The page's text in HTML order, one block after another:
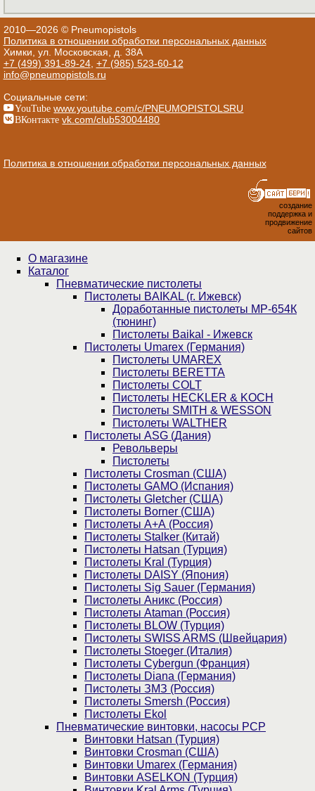
2010—2026 © Pneumopistols
Политика в отношении обработки персональных данных
Химки, ул. Московская, д. 38А
+7 (499) 391-89-24, +7 (985) 523-60-12
info@pneumopistols.ru
Социальные сети:
YouTube www.youtube.com/c/PNEUMOPISTOLSRU
ВКонтакте vk.com/club53004480
Политика в отношении обработки персональных данных
создание
поддержка и
продвижение
сайтов
О магазине
Каталог
Пнев­ма­ти­чес­кие пистолеты
Пистолеты BAIKAL (г. Ижевск)
Доработанные пистолеты МР-654К
(тюнинг)
Пистолеты Baikal - Ижевск
Пистолеты Umarex (Германия)
Пистолеты UMAREX
Пистолеты BERETTA
Пистолеты COLT
Пистолеты HECKLER & KOCH
Пистолеты SMITH & WESSON
Пистолеты WALTHER
Пистолеты ASG (Дания)
Револьверы
Пистолеты
Пистолеты Crosman (США)
Пистолеты GAMO (Испания)
Пистолеты Gletcher (США)
Пистолеты Borner (США)
Пистолеты А+А (Россия)
Пистолеты Stalker (Китай)
Пистолеты Hatsan (Турция)
Пистолеты Kral (Турция)
Пистолеты DAISY (Япония)
Пистолеты Sig Sauer (Германия)
Пистолеты Аникс (Россия)
Пистолеты Ataman (Россия)
Пистолеты BLOW (Турция)
Пистолеты SWISS ARMS (Швейцария)
Пистолеты Stoeger (Италия)
Пистолеты Cybergun (Франция)
Пистолеты Diana (Германия)
Пистолеты ЗМЗ (Россия)
Пистолеты Smersh (Россия)
Пистолеты Ekol
Пневматические винтовки, насосы PCP
Винтовки Hatsan (Турция)
Винтовки Crosman (США)
Винтовки Umarex (Германия)
Винтовки ASELKON (Турция)